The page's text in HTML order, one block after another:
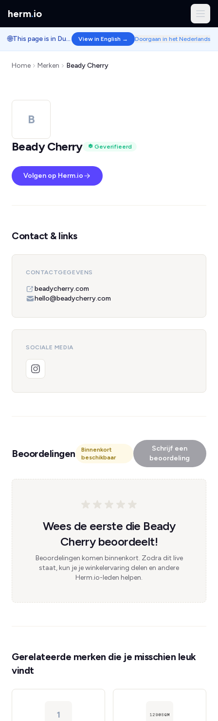
herm.io
🌐 This page is in Dutch. View in English → Doorgaan in het Nederlands
Home Merken Beady Cherry
B
Beady Cherry
Geverifieerd
Volgen op Herm.io
Contact & links
CONTACTGEGEVENS
beadycherry.com
hello@beadycherry.com
SOCIALE MEDIA
Beoordelingen
Binnenkort
beschikbaar
Schrijf een
beoordeling
Wees de eerste die Beady
Cherry beoordeelt!
Beoordelingen komen binnenkort. Zodra dit live
staat, kun je je winkelervaring delen en andere
Herm.io-leden helpen.
Gerelateerde merken die je misschien leuk
vindt
1